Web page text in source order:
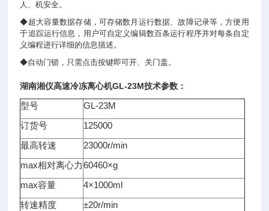
人、机安全。
◆超大容量数据存储，可存储数月运行数据、故障记录等，方便用
于追踪运行信息，用户可自定义编辑数百条运行程序并对每条自定
义编程进行详细的信息描述。
◆自动门锁，只需点击按键即可开、关门盖。
湖南湘仪高速冷冻离心机GL-23M技术参数：
型号
GL-23M
订货号
125000
最高转速
23000r/min
max相对离心力 60460×g
max容量
4×1000ml
转速精度
±20r/min